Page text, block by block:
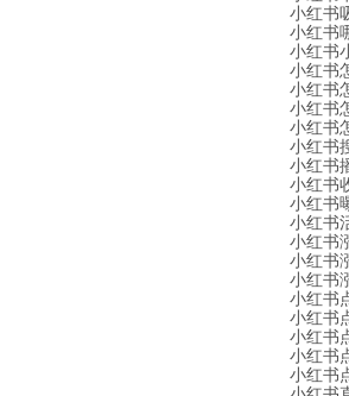
小红书
小红书
小红书
小红书
小红书
小红书
小红书
小红书
小红书
小红书
小红书
小红书
小红书
小红书
小红书
小红书
小红书
小红书
小红书
小红书